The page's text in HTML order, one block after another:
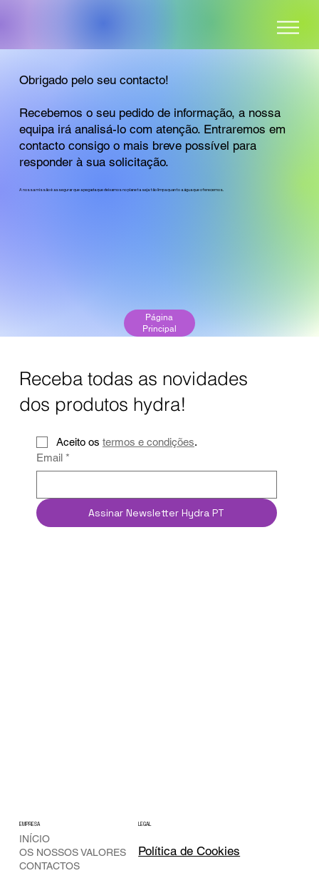
Obrigado pelo seu contacto!
Recebemos o seu pedido de informação, a nossa
equipa irá analisá-lo com atenção. Entraremos em
contacto consigo o mais breve possível para
responder à sua solicitação.
A nossa missão é assegurar que a pegada que deixamos no planeta seja tão limpa quanto a água que oferecemos.
Página
Principal
Receba todas as novidades
dos produtos hydra!
Aceito os termos e condições.
Email *
Assinar Newsletter Hydra PT
EMPRESA
INÍCIO
OS NOSSOS VALORES
CONTACTOS
LEGAL
Política de Cookies